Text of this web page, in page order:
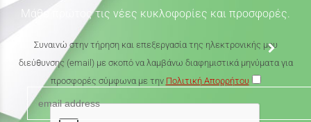
Μάθε πρώτος τις νέες κυκλοφορίες και προσφορές.
Συναινώ στην τήρηση και επεξεργασία της ηλεκτρονικής μου
διεύθυνσης (email) με σκοπό να λαμβάνω διαφημιστικά μηνύματα για
προσφορές σύμφωνα με την Πολιτική Απορρήτου